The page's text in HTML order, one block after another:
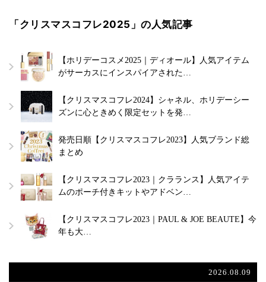
「クリスマスコフレ2025」の人気記事
【ホリデーコスメ2025｜ディオール】人気アイテム
がサーカスにインスパイアされた…
【クリスマスコフレ2024】シャネル、ホリデーシー
ズンに心ときめく限定セットを発…
発売日順【クリスマスコフレ2023】人気ブランド総
まとめ
【クリスマスコフレ2023｜クラランス】人気アイテ
ムのポーチ付きキットやアドベン…
【クリスマスコフレ2023｜PAUL & JOE BEAUTE】今
年も大…
2026.08.09